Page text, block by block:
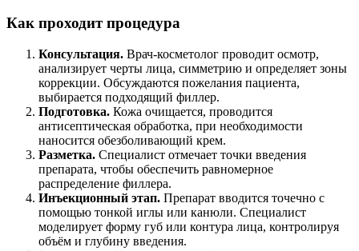
Как проходит процедура
Консультация. Врач-косметолог проводит осмотр,
анализирует черты лица, симметрию и определяет зоны
коррекции. Обсуждаются пожелания пациента,
выбирается подходящий филлер.
Подготовка. Кожа очищается, проводится
антисептическая обработка, при необходимости
наносится обезболивающий крем.
Разметка. Специалист отмечает точки введения
препарата, чтобы обеспечить равномерное
распределение филлера.
Инъекционный этап. Препарат вводится точечно с
помощью тонкой иглы или канюли. Специалист
моделирует форму губ или контура лица, контролируя
объём и глубину введения.